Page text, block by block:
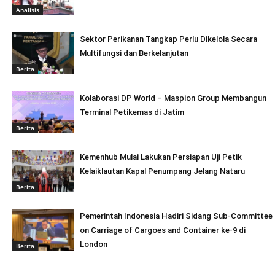
Analisis
Berita
Sektor Perikanan Tangkap Perlu Dikelola Secara
Multifungsi dan Berkelanjutan
Berita
Kolaborasi DP World – Maspion Group Membangun
Terminal Petikemas di Jatim
Berita
Kemenhub Mulai Lakukan Persiapan Uji Petik
Kelaiklautan Kapal Penumpang Jelang Nataru
Berita
Pemerintah Indonesia Hadiri Sidang Sub-Committee
on Carriage of Cargoes and Container ke-9 di
London